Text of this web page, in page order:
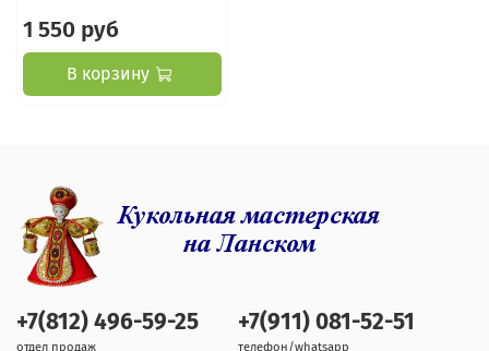
1 550 руб
В корзину
+7(812) 496-59-25
отдел продаж
+7(911) 081-52-51
телефон/whatsapp